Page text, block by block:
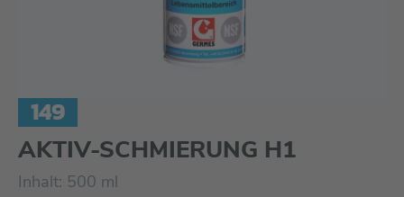
149
AKTIV-SCHMIERUNG H1
Inhalt: 500 ml